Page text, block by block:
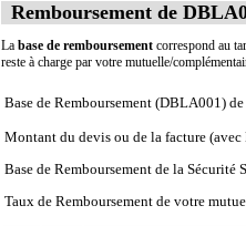
Remboursement de
La base de remboursement correspond au
reste à charge par votre mutuelle/
Base de Remboursement (DBLA001)
Montant du devis ou de la facture
Base de Remboursement de la Sécurité
Taux de Remboursement de votre